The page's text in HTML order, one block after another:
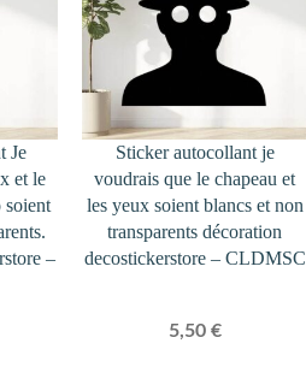
Je
et le
soient
–
Sticker autocollant je
voudrais que le chapeau et
les yeux soient blancs et non
transparents décoration
decostickerstore – CLDMSC
5,50 €